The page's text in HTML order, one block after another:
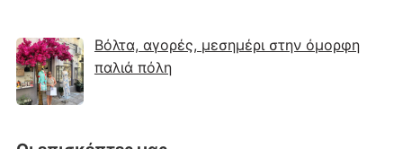
Βόλτα, αγορές, μεσημέρι στην όμορφη
παλιά πόλη